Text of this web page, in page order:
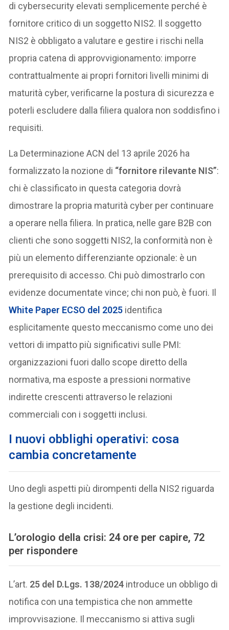
di cybersecurity elevati semplicemente perché è
fornitore critico di un soggetto NIS2. Il soggetto
NIS2 è obbligato a valutare e gestire i rischi nella
propria catena di approvvigionamento: imporre
contrattualmente ai propri fornitori livelli minimi di
maturità cyber, verificarne la postura di sicurezza e
poterli escludere dalla filiera qualora non soddisfino i
requisiti.
La Determinazione ACN del 13 aprile 2026 ha
formalizzato la nozione di “fornitore rilevante NIS”:
chi è classificato in questa categoria dovrà
dimostrare la propria maturità cyber per continuare
a operare nella filiera. In pratica, nelle gare B2B con
clienti che sono soggetti NIS2, la conformità non è
più un elemento differenziante opzionale: è un
prerequisito di accesso. Chi può dimostrarlo con
evidenze documentate vince; chi non può, è fuori. Il
White Paper ECSO del 2025 identifica
esplicitamente questo meccanismo come uno dei
vettori di impatto più significativi sulle PMI:
organizzazioni fuori dallo scope diretto della
normativa, ma esposte a pressioni normative
indirette crescenti attraverso le relazioni
commerciali con i soggetti inclusi.
I nuovi obblighi operativi: cosa
cambia concretamente
Uno degli aspetti più dirompenti della NIS2 riguarda
la gestione degli incidenti.
L’orologio della crisi: 24 ore per capire, 72
per rispondere
L’art. 25 del D.Lgs. 138/2024 introduce un obbligo di
notifica con una tempistica che non ammette
improvvisazione. Il meccanismo si attiva sugli